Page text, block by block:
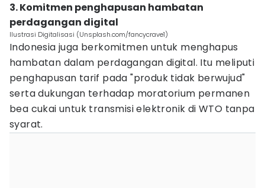
3. Komitmen penghapusan hambatan
perdagangan digital
Ilustrasi Digitalisasi (Unsplash.com/fancycrave1)
Indonesia juga berkomitmen untuk menghapus
hambatan dalam perdagangan digital. Itu meliputi
penghapusan tarif pada "produk tidak berwujud"
serta dukungan terhadap moratorium permanen
bea cukai untuk transmisi elektronik di WTO tanpa
syarat.